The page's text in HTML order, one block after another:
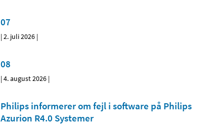
07
|2. juli 2026 |
08
|4. august 2026 |
Philips informerer om fejl i software på Philips
Azurion R4.0 Systemer